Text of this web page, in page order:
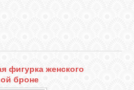
фигурка женского
броне